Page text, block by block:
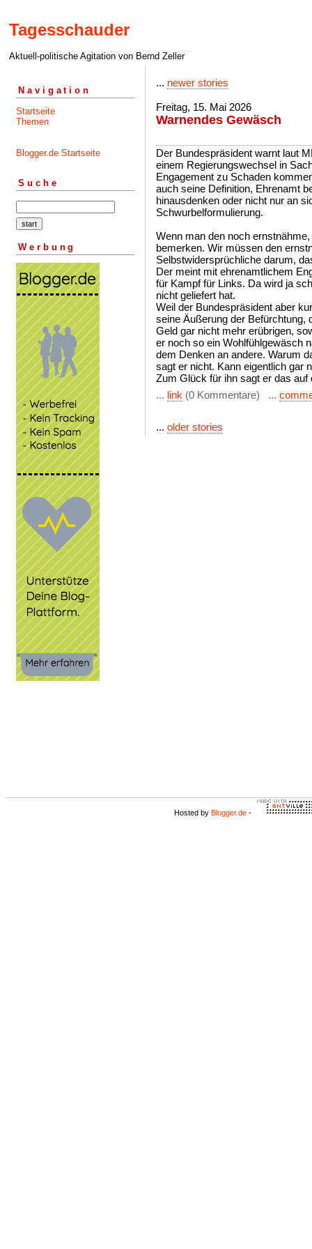
Tagesschauder
Aktuell-politische Agitation von Bernd Zeller
Navigation
Startseite
Themen
Blogger.de Startseite
Suche
Werbung
... newer stories
Freitag, 15. Mai 2026
Warnendes Gewäsch
Der Bundespräsident warnt laut
einem Regierungswechsel in
Engagement zu Schaden
auch seine Definition, Ehrenamt
hinausdenken oder nicht nur an
Schwurbelformulierung.
Wenn man den noch
bemerken. Wir müssen den
Selbstwidersprüchliche darum,
Der meint mit ehrenamtlichem
für Kampf für Links. Da wird ja
nicht geliefert hat.
Weil der Bundespräsident aber
seine Äußerung der Befürchtung,
Geld gar nicht mehr erübrigen,
er noch so ein Wohlfühlgewäsch
dem Denken an andere. Warum
sagt er nicht. Kann eigentlich gar
Zum Glück für ihn sagt er das
... link (0 Kommentare) ...
... older stories
Hosted by Blogger.de -